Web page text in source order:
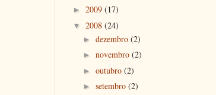
► 2009 (17)
▼ 2008 (24)
► dezembro (2)
► novembro (2)
► outubro (2)
► setembro (2)